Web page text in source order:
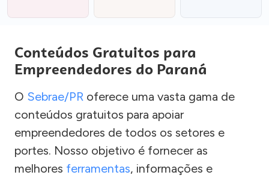
Conteúdos Gratuitos para
Empreendedores do Paraná
O Sebrae/PR oferece uma vasta gama de
conteúdos gratuitos para apoiar
empreendedores de todos os setores e
portes. Nosso objetivo é fornecer as
melhores ferramentas, informações e